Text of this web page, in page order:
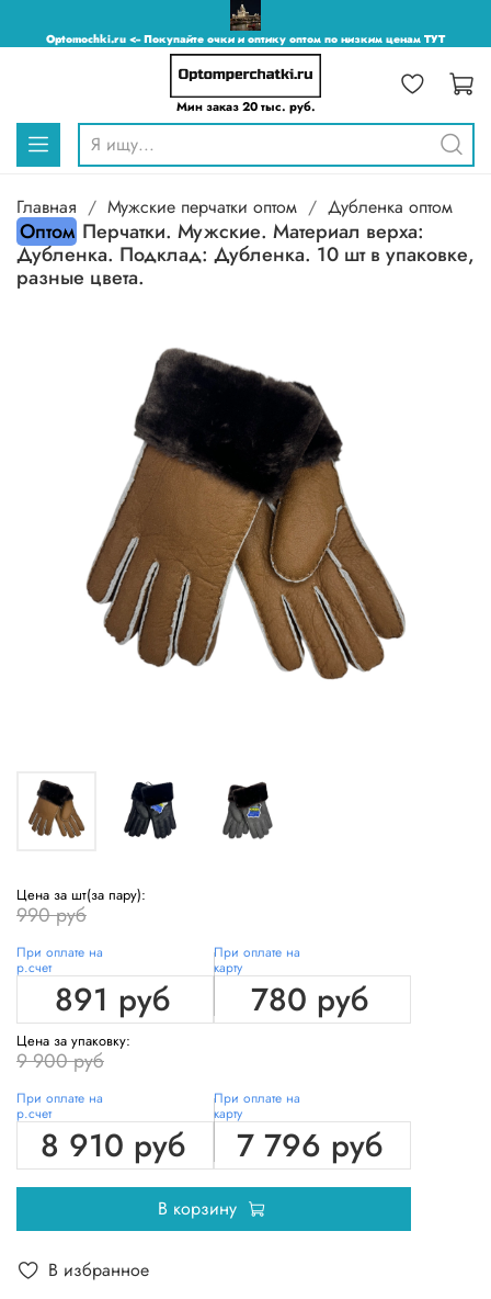
Optomochki.ru <-- Покупайте очки и оптику оптом по низким ценам ТУТ
Мин заказ 20 тыс. руб.
Главная Мужские перчатки оптом Дубленка оптом
Оптом Перчатки. Мужские. Материал верха:
Дубленка. Подклад: Дубленка. 10 шт в упаковке,
разные цвета.
Цена за шт(за пару):
990 руб
При оплате на
р.счет
891 руб
При оплате на
карту
780 руб
Цена за упаковку:
9 900 руб
При оплате на
р.счет
8 910 руб
При оплате на
карту
7 796 руб
В корзину
В избранное